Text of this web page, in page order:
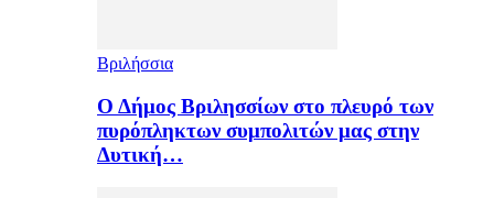
Βριλήσσια
Ο Δήμος Βριλησσίων στο πλευρό των
πυρόπληκτων συμπολιτών μας στην
Δυτική…